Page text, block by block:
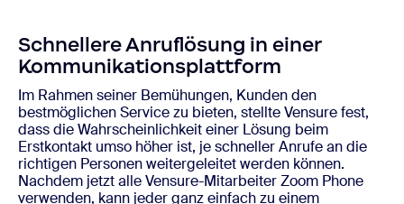
Schnellere Anruflösung in einer
Kommunikationsplattform
Im Rahmen seiner Bemühungen, Kunden den
bestmöglichen Service zu bieten, stellte Vensure fest,
dass die Wahrscheinlichkeit einer Lösung beim
Erstkontakt umso höher ist, je schneller Anrufe an die
richtigen Personen weitergeleitet werden können.
Nachdem jetzt alle Vensure-Mitarbeiter Zoom Phone
verwenden, kann jeder ganz einfach zu einem